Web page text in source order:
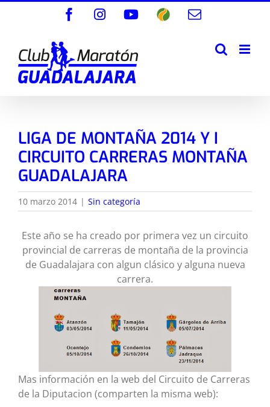
FacebookInstagramYouTube
WikilocCorreo
LIGA DE MONTAÑA 2014 Y I
CIRCUITO CARRERAS MONTAÑA
GUADALAJARA
10 marzo 2014 | Sin categoría
Este año se ha creado por primera vez un circuito
provincial de carreras de montaña de la provincia
de Guadalajara con algun clásico y alguna nueva
carrera.
Mas información en la web del Circuito de Carreras
de la Diputacion (comparten la misma web):